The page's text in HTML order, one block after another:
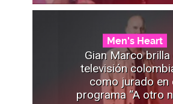
Men's Heart
Gian Marco brilla
televisión
como jurado en
programa “A otro